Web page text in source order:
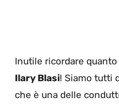
Inutile ricordare
Ilary Blasi! Siamo tutti
che è una delle